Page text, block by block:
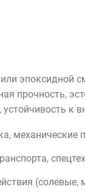
эпоксидной
прочность,
устойчивость к